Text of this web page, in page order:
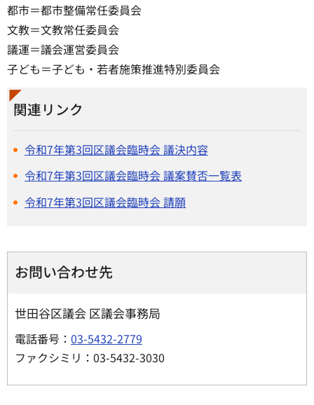
都市＝都市整備常任委員会
文教＝文教常任委員会
議運＝議会運営委員会
子ども＝子ども・若者施策推進特別委員会
関連リンク
令和7年第3回区議会臨時会 議決内容
令和7年第3回区議会臨時会 議案賛否一覧表
令和7年第3回区議会臨時会 請願
お問い合わせ先
世田谷区議会 区議会事務局
電話番号： 03-5432-2779
ファクシミリ：03-5432-3030